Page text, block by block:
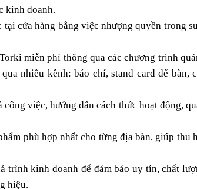
kinh doanh.
cửa hàng bằng việc nhượng quyền trong
Torki miễn phí thông qua các chương trình
nhiều kênh: báo chí, stand card để bàn,
việc, hướng dẫn cách thức hoạt động,
phù hợp nhất cho từng địa bàn, giúp thu
trình kinh doanh để đảm bảo uy tín, chất
hiệu.